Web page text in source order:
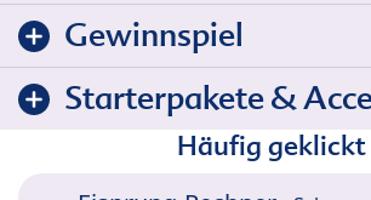
Gewinnspiel
Starterpakete &
Häufig geklickt